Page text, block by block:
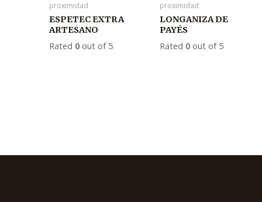
proximidad
ESPETEC EXTRA
ARTESANO
Rated 0out of 5
proximidad
LONGANIZA DE
PAYÉS
Rated 0 out of 5